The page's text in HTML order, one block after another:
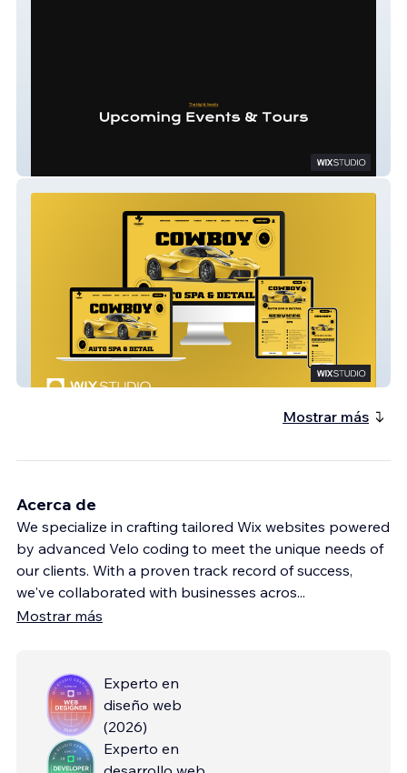
Mostrar más
Acerca de
We specialize in crafting tailored Wix websites powered
by advanced Velo coding to meet the unique needs of
our clients. With a proven track record of success,
we've collaborated with businesses acros...
Mostrar más
Experto en
diseño web
(2026)
Experto en